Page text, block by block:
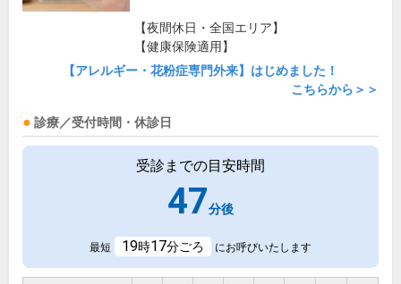
【夜間休日・全国エリア】
【健康保険適用】
【アレルギー・花粉症専門外来】はじめました！
こちらから＞＞
診療／受付時間・休診日
受診までの目安時間
47分後
最短 19時17分ごろ にお呼びいたします